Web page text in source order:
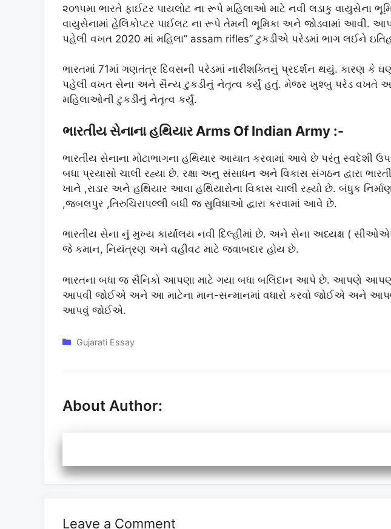
૨૦૧૫મા ભારતે ફાઈટર પાયલોટ ના રૂપે મહિલાઓ માટે નવી લડાકુ વાયુસેના
વાયુસેનામાં હેલિકોપ્ટર પાઈલટ ના રૂપે તેમની ભૂમિકા અને જોડવામાં આવી.
પહેલી વખત 2020 માં મહિલા” assam rifles” ટુકડીએ પરેડમાં ભાગ લઈને
ભારતમાં 71માં ગણતંત્ર દિવસની પરેડમાં નારીશક્તિનું પ્રદર્શન થયું. કારણ કે
પહેલી વખત સેના અને સૈન્ય ટુકડીનું નેતૃત્વ કર્યું હતું. મેજર ખુશ્બુ પરેડ વખતે
મહિલાઓની ટુકડીનું નેતૃત્વ કર્યું.
ભારતીય સેનાના હથિયાર Arms Of Indian Army :-
ભારતીય સેનાના મોટાભાગના હથિયાર આયાત કરવામાં આવે છે પરંતુ સ્વદેશી
બધા પ્રયાસો ચાલી રહ્યા છે. રક્ષા અનુ સંસાધન અને વિકાસ સંગઠન દ્વારા
ખાને ,રાડાર અને હથિયાર આવા હથિયારોના વિકાસ ચાલી રહ્યો છે. બંધુક
,જબલપુર ,તિરુચિરાપલ્લી બધી જ સુવિધાઓ દ્વારા કરવામાં આવે છે.
ભારતીય સેના નું મુખ્ય કાર્યાલય નવી દિલ્હીમાં છે. અને સેના અધ્યક્ષ (
જે કમાન, નિયંત્રણ અને વહીવટ માટે જવાબદાર હોય છે.
ભારતના બધા જ સૈનિકો આપણા માટે ગયા બધા બલિદાન આપે છે. આપણે
આપવી જોઈએ અને આ માટેના માન-સન્માનમાં વધારો કરવો જોઈએ અને
આપવું જોઈએ.
Categories
Gujarati Essay
About Author:
Leave a Comment